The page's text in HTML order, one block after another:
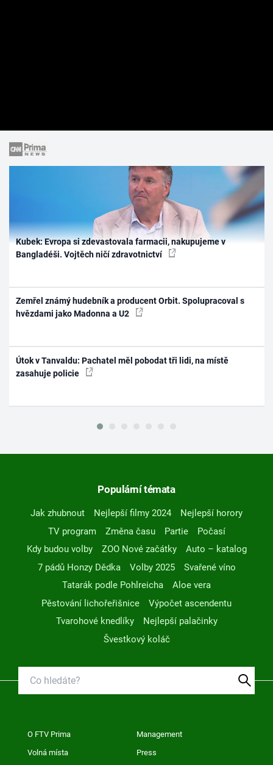
Kubek: Evropa si zdevastovala farmacii, nakupujeme v
Bangladéši. Vojtěch ničí zdravotnictví
Zemřel známý hudebník a producent Orbit. Spolupracoval s
hvězdami jako Madonna a U2
Útok v Tanvaldu: Pachatel měl pobodat tři lidi, na místě
zasahuje policie
Populární témata
Jak zhubnout Nejlepší filmy 2024
Nejlepší horory
TV program
Změna času Partie
Počasí
Kdy budou volby
ZOO Nové začátky
Auto – katalog
7 pádů Honzy Dědka
Volby 2025
Svařené víno
Tatarák podle Pohlreicha
Aloe vera
Pěstování lichořeřišnice
Výpočet ascendentu
Tvarohové knedlíky
Nejlepší palačinky
Švestkový koláč
O FTV Prima Management
Volná místa Press